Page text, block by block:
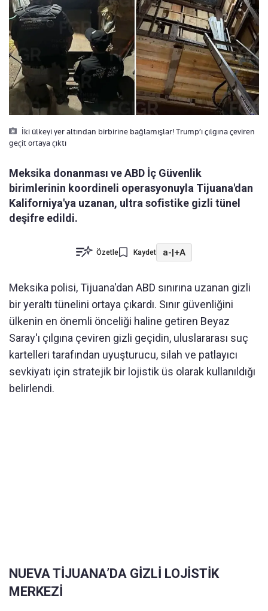
İki ülkeyi yer altından birbirine bağlamışlar! Trump’ı çılgına çeviren
geçit ortaya çıktı
Meksika donanması ve ABD İç Güvenlik
birimlerinin koordineli operasyonuyla Tijuana'dan
Kaliforniya'ya uzanan, ultra sofistike gizli tünel
deşifre edildi.
Özetle Kaydet a-|+A
Meksika polisi, Tijuana'dan ABD sınırına uzanan gizli
bir yeraltı tünelini ortaya çıkardı. Sınır güvenliğini
ülkenin en önemli önceliği haline getiren Beyaz
Saray'ı çılgına çeviren gizli geçidin, uluslararası suç
kartelleri tarafından uyuşturucu, silah ve patlayıcı
sevkiyatı için stratejik bir lojistik üs olarak kullanıldığı
belirlendi.
NUEVA TİJUANA’DA GİZLİ LOJİSTİK
MERKEZİ